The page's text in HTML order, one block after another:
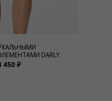
DARLY
450 ₽